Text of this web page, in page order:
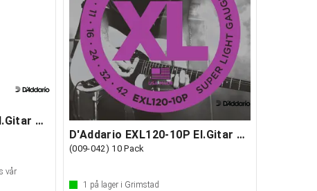
D'Addario EXL120-B25 El.Gitar strenger
vår
D'Addario EXL120-10P El.Gitar Strenger
(009-042) 10 Pack
1 på lager i Grimstad